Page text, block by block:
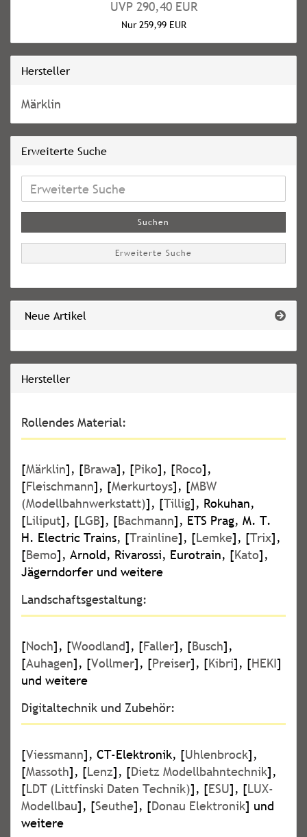
UVP 290,40 EUR
Nur 259,99 EUR
Hersteller
Märklin
Erweiterte Suche
Erweiterte
Suche
Suchen
Erweiterte Suche
Neue Artikel
Hersteller
Rollendes Material:
[Märklin], [Brawa], [Piko], [Roco],
[Fleischmann], [Merkurtoys], [MBW
(Modellbahnwerkstatt)], [Tillig], Rokuhan,
[Liliput], [LGB], [Bachmann], ETS Prag, M. T.
H. Electric Trains, [Trainline], [Lemke], [Trix],
[Bemo], Arnold, Rivarossi, Eurotrain, [Kato],
Jägerndorfer und weitere
Landschaftsgestaltung:
[Noch], [Woodland], [Faller], [Busch],
[Auhagen], [Vollmer], [Preiser], [Kibri], [HEKI]
und weitere
Digitaltechnik und Zubehör:
[Viessmann], CT-Elektronik, [Uhlenbrock],
[Massoth], [Lenz], [Dietz Modellbahntechnik],
[LDT (Littfinski Daten Technik)], [ESU], [LUX-
Modellbau], [Seuthe], [Donau Elektronik] und
weitere